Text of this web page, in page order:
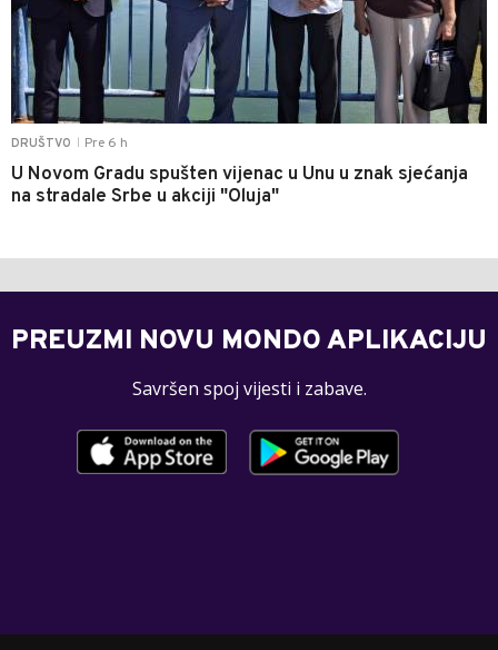
DRUŠTVO Pre 6 h
U Novom Gradu spušten vijenac u Unu u znak sjećanja
na stradale Srbe u akciji "Oluja"
PREUZMI NOVU MONDO APLIKACIJU
Savršen spoj vijesti i zabave.